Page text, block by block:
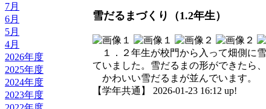
7月
6月
5月
4月
2026年度
2025年度
2024年度
2023年度
雪だるまづくり（1.2年生）
１．２年生が校門から入って畑側に
ていました。雪だるまの形ができたら
かわいい雪だるまが並んでいます。
【学年共通】 2026-01-23 16:12 up!